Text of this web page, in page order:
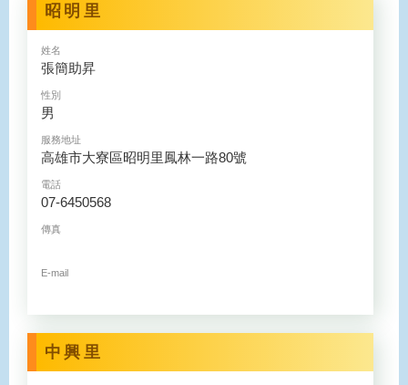
昭明里
姓名
張簡助昇
性別
男
服務地址
高雄市大寮區昭明里鳳林一路80號
電話
07-6450568
傳真
E-mail
中興里